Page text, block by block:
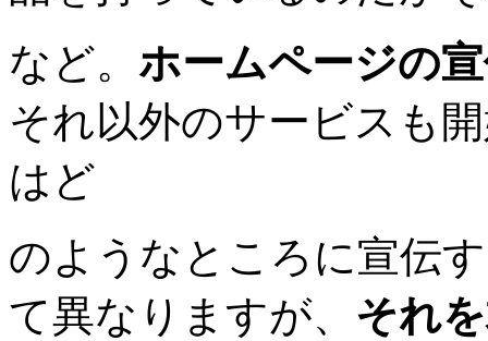
など。 ホームページの
それ以外のサービスも
はど
のようなところに宣伝
て異なりますが、 それ